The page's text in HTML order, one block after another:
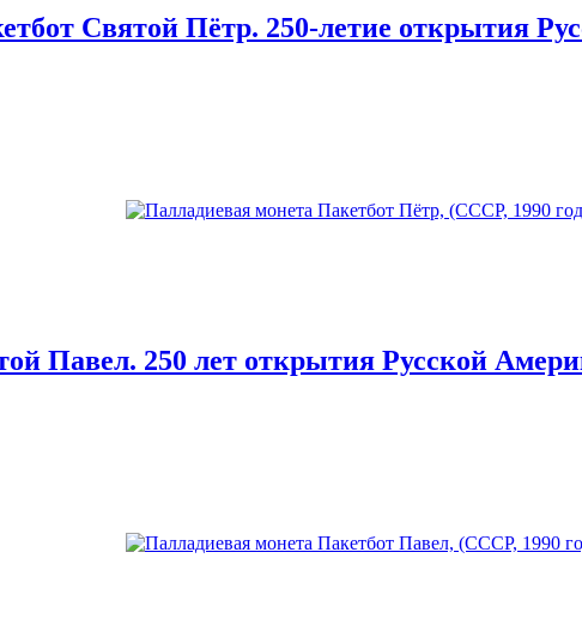
Святой Пётр. 250-летие открытия
Павел. 250 лет открытия Русской